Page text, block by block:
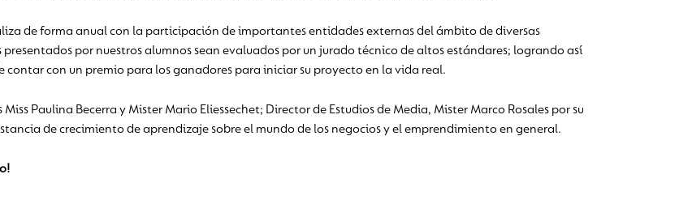
de forma anual con la participación de importantes entidades externas del ámbito de diversas
por nuestros alumnos sean evaluados por un jurado técnico de altos estándares; logrando así
con un premio para los ganadores para iniciar su proyecto en la vida real.
Paulina Becerra y Mister Mario Eliessechet; Director de Estudios de Media, Mister Marco Rosales por su
de crecimiento de aprendizaje sobre el mundo de los negocios y el emprendimiento en general.